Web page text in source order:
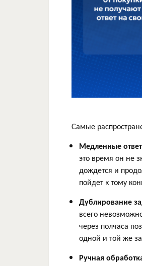
Самые
Медленные
это время он не
дождется и
пойдет к тому
Дублирование
всего
через полчаса
одной и той же
Ручная